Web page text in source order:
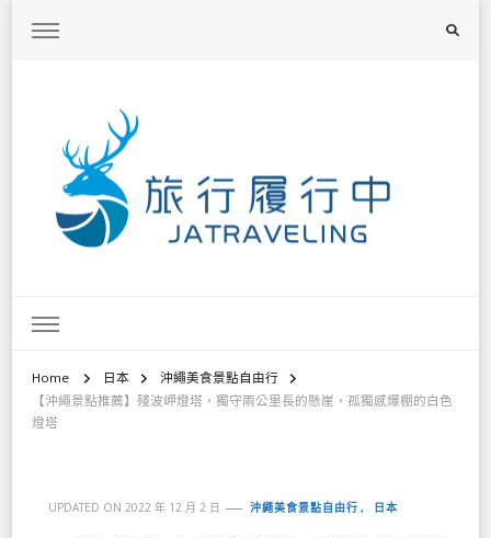
Home 日本
沖繩美食景點自由行
【沖繩景點推薦】殘波岬燈塔，獨守兩公里長的懸崖，孤獨感爆棚的白色
燈塔
UPDATED ON 2022 年 12 月 2 日 沖繩美食景點自由行 日本